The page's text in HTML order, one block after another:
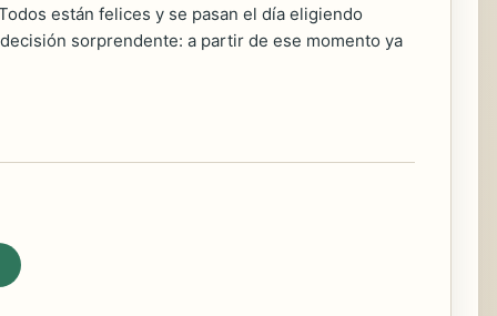
están felices y se pasan el día eligiendo
sorprendente: a partir de ese momento ya